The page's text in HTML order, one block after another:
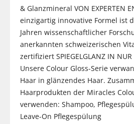
& Glanzmineral VON EXPERTEN
einzigartig innovative Formel ist
Jahren wissenschaftlicher
anerkannten schweizerischen
zertifiziert SPIEGELGLANZ IN
Unsere Colour Gloss-Serie
Haar in glänzendes Haar.
Haarprodukten der Miracles
verwenden: Shampoo,
Leave-On Pflegespülung